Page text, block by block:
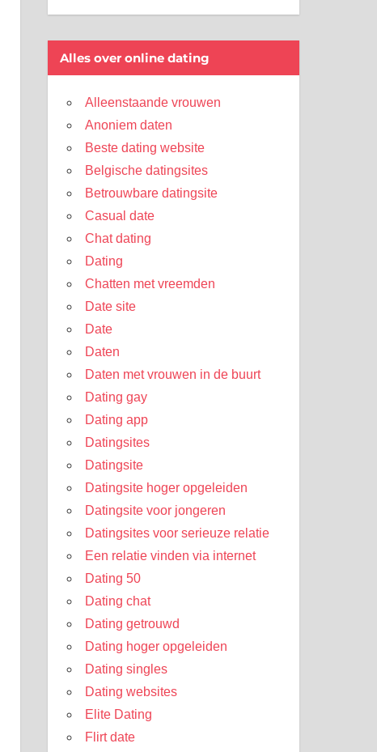
Alles over online dating
Alleenstaande vrouwen
Anoniem daten
Beste dating website
Belgische datingsites
Betrouwbare datingsite
Casual date
Chat dating
Dating
Chatten met vreemden
Date site
Date
Daten
Daten met vrouwen in de buurt
Dating gay
Dating app
Datingsites
Datingsite
Datingsite hoger opgeleiden
Datingsite voor jongeren
Datingsites voor serieuze relatie
Een relatie vinden via internet
Dating 50
Dating chat
Dating getrouwd
Dating hoger opgeleiden
Dating singles
Dating websites
Elite Dating
Flirt date